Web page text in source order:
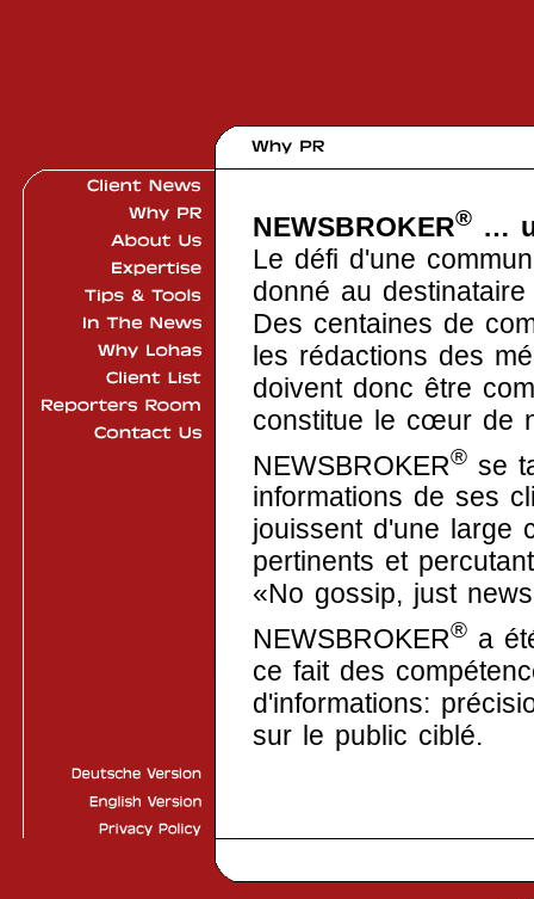
NEWSBROKER® …
Le défi d'une
donné au destinataire
Des centaines de
les rédactions des
doivent donc être
constitue le cœur de
NEWSBROKER® se
informations de ses
jouissent d'une large
pertinents et
«No gossip, just
NEWSBROKER® a
ce fait des
d'informations:
sur le public ciblé.